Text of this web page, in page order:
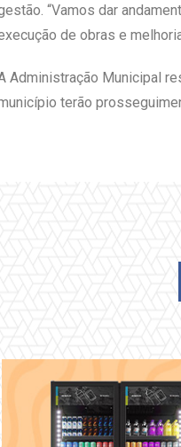
“Vamos dar
de obras e
Administração Municipal
terão